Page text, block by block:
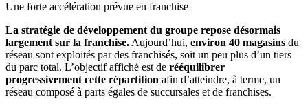
Une forte accélération prévue en franchise
La stratégie de développement du groupe repose désormais
largement sur la franchise. Aujourd’hui, environ 40 magasins du
réseau sont exploités par des franchisés, soit un peu plus d’un tiers
du parc total. L’objectif affiché est de rééquilibrer
progressivement cette répartition afin d’atteindre, à terme, un
réseau composé à parts égales de succursales et de franchises.